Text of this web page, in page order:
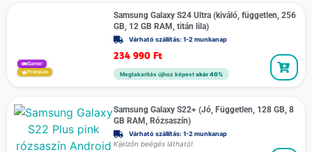
Gamer
Prémium
Samsung Galaxy S24 Ultra (kiváló, független, 256
GB, 12 GB RAM, titán lila)
Várható szállítás: 1-2 munkanap
234 990 Ft
Megtakarítás újhoz képest akár 40%
Samsung Galaxy S22+ (Jó, Független, 128 GB, 8
GB RAM, Rózsaszín)
Várható szállítás: 1-2 munkanap
Kijelzőn beégés látható!